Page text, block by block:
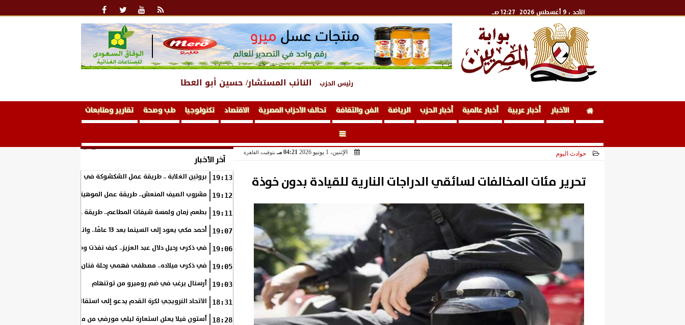
الأحد ، 9 أغسطس 2026 12:27 صـ
رئيس الحزب النائب المستشار/ حسين أبو العطا
الأخبار أخبار عربية أخبار عالمية أخبار الحزب الرياضة الفن والثقافة تحالف الأحزاب المصرية الاقتصاد تكنولوجيا طب وصحة تقارير ومتابعات
حوادث اليوم الإثنين، 1 يونيو 2026 04:21 مـ بتوقيت القاهرة
تحرير مئات المخالفات لسائقي الدراجات النارية للقيادة بدون خوذة
آخر الأخبار
19:13 بروتين الغلابة .. طريقة عمل الشكشوكة في المنزل
19:12 مشروب الصيف المنعش.. طريقة عمل الموهيتو بالفراولة في المنزل بطعم
19:11 بطعم زمان ولمسة شيفات المطاعم.. طريقة عمل الكوسة بالبشاميل في
19:07 أحمد مكي يعود إلى السينما بعد 13 عامًا.. وانطلاق تصوير «فرصة سعيدة»
19:06 في ذكرى رحيل دلال عبد العزيز.. كيف نفذت وصية والدتها على مدار
19:05 في ذكرى ميلاده.. مصطفى فهمي رحلة فنان بدأ من خلف الكاميرا وانتهى
19:03 أرسنال يرغب في ضم روميرو من توتنهام
18:31 الاتحاد النرويجي لكرة القدم يدعو إلى استقالة جاني إنفانتينو
18:28 أستون فيلا يعلن استعارة ليلي مورفي من مانشستر سيتي